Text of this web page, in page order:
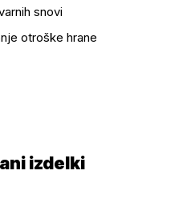
snovi
otroške hrane
izdelki